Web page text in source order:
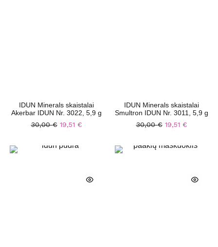
IDUN Minerals skaistalai
Akerbar IDUN Nr. 3022, 5,9 g
30,00€ 19,51 €
IDUN Minerals skaistalai
Smultron IDUN Nr. 3011, 5,9 g
30,00€ 19,51 €